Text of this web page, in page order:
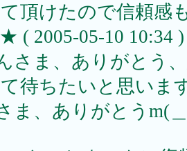
頂けたので信頼感
( 2005-05-10 10:34 )
さま、ありがとう
待ちたいと思いま
ま、ありがとうm(